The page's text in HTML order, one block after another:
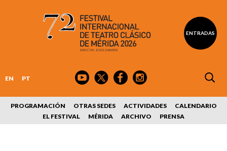
ENTRADAS
EN PT
PROGRAMACIÓN OTRAS SEDES ACTIVIDADES
CALENDARIO
EL FESTIVAL
MÉRIDA ARCHIVO PRENSA